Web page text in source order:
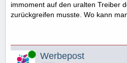
immoment auf den uralten Treiber
zurückgreifen musste. Wo kann
Online Werbepost